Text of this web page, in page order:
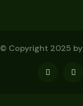
© Copyright 2025 by